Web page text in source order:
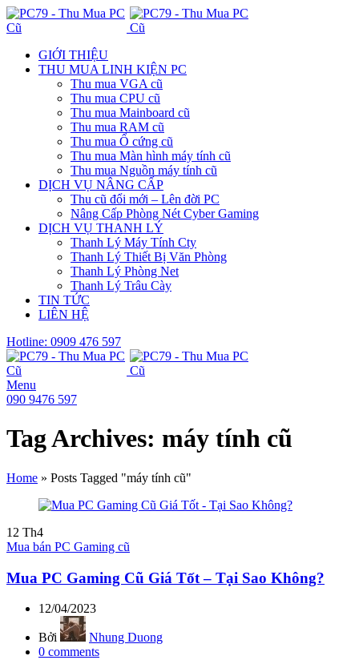
GIỚI THIỆU
THU MUA LINH KIỆN PC
Thu mua VGA cũ
Thu mua CPU cũ
Thu mua Mainboard cũ
Thu mua RAM cũ
Thu mua Ổ cứng cũ
Thu mua Màn hình máy tính cũ
Thu mua Nguồn máy tính cũ
DỊCH VỤ NÂNG CẤP
Thu cũ đổi mới – Lên đời PC
Nâng Cấp Phòng Nét Cyber Gaming
DỊCH VỤ THANH LÝ
Thanh Lý Máy Tính Cty
Thanh Lý Thiết Bị Văn Phòng
Thanh Lý Phòng Net
Thanh Lý Trâu Cày
TIN TỨC
LIÊN HỆ
Hotline: 0909 476 597
Menu
090 9476 597
Tag Archives: máy tính cũ
Home » Posts Tagged "máy tính cũ"
12 Th4
Mua bán PC Gaming cũ
Mua PC Gaming Cũ Giá Tốt – Tại Sao Không?
12/04/2023
Bởi
Nhung Duong
0 comments